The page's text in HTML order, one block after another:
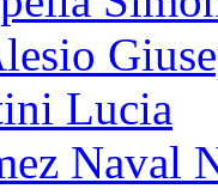
Lucia
Naval